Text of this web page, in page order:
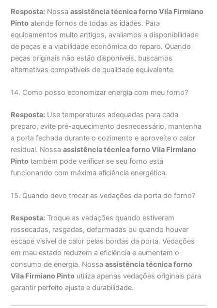
Resposta: Nossaassistência técnica forno Vila Firmiano
Pinto atende fornos de todas as idades. Para
equipamentos muito antigos, avaliamos a disponibilidade
de peças e a viabilidade econômica do reparo. Quando
peças originais não estão disponíveis, buscamos
alternativas compatíveis de qualidade equivalente.
14. Como posso economizar energia com meu forno?
Resposta: Use temperaturas adequadas para cada
preparo, evite pré-aquecimento desnecessário, mantenha
a porta fechada durante o cozimento e aproveite o calor
residual. Nossaassistência técnica forno Vila Firmiano
Pinto também pode verificar se seu forno está
funcionando com máxima eficiência energética.
15. Quando devo trocar as vedações da porta do forno?
Resposta: Troque as vedações quando estiverem
ressecadas, rasgadas, deformadas ou quando houver
escape visível de calor pelas bordas da porta. Vedações
em mau estado reduzem a eficiência e aumentam o
consumo de energia. Nossaassistência técnica forno
Vila Firmiano Pinto utiliza apenas vedações originais para
garantir perfeito ajuste e durabilidade.